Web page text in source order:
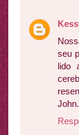
seu
lido
John.